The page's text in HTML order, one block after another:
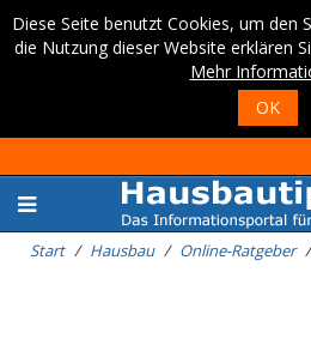
Diese Seite benutzt Cookies, um den
die Nutzung dieser Website erklären
Mehr
OK
Start Hausbau Online-Ratgeber